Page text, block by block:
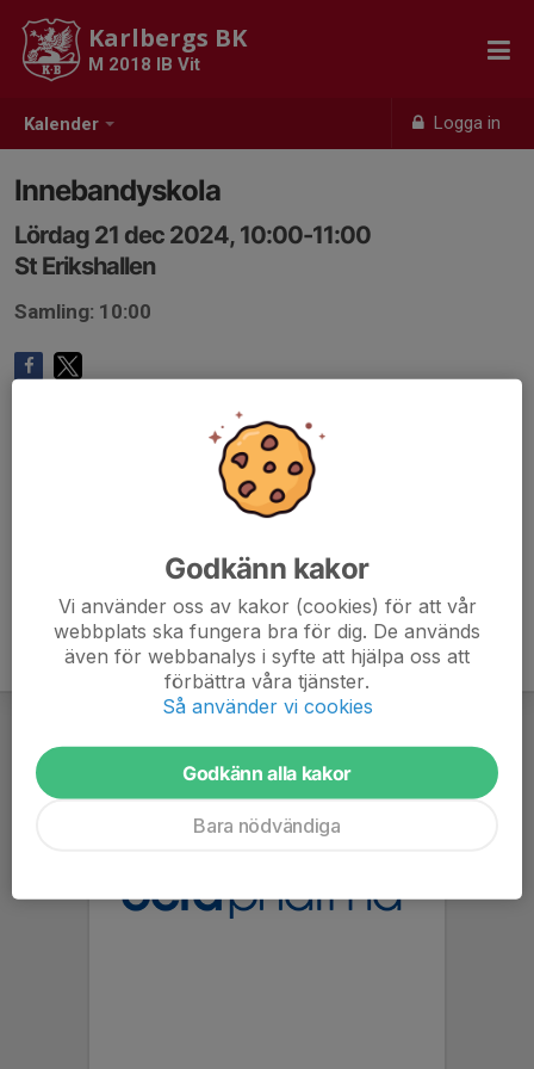
Kalender Logga in
Karlbergs BK
M 2018 IB Vit
Innebandyskola
Lördag 21 dec 2024, 10:00-11:00
St Erikshallen
Samling: 10:00
Godkänn kakor
Vi använder oss av kakor (cookies) för att vår
webbplats ska fungera bra för dig. De används
även för webbanalys i syfte att hjälpa oss att
förbättra våra tjänster.
Så använder vi cookies
Godkänn alla kakor
Bara nödvändiga